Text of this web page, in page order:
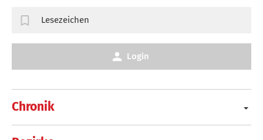
Chronik
Lesezeichen
Login